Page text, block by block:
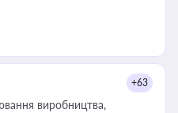
+63
виробництва,